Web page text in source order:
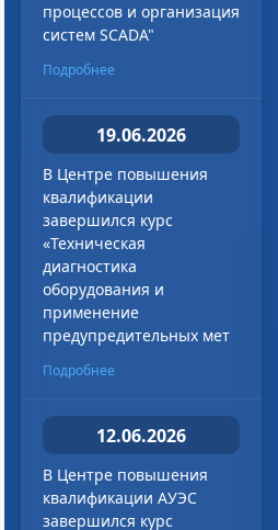
процессов и организация
систем SCADA"
Подробнее
19.06.2026
В Центре повышения
квалификации
завершился курс
«Техническая
диагностика
оборудования и
применение
предупредительных мет
Подробнее
12.06.2026
В Центре повышения
квалификации АУЭС
завершился курс